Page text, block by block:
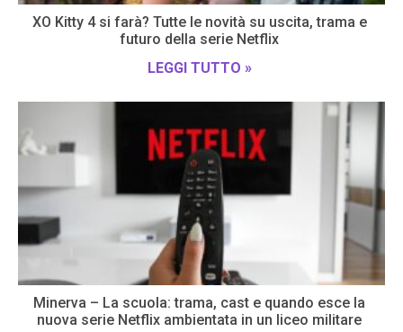
XO Kitty 4 si farà? Tutte le novità su uscita, trama e
futuro della serie Netflix
LEGGI TUTTO »
Minerva – La scuola: trama, cast e quando esce la
nuova serie Netflix ambientata in un liceo militare